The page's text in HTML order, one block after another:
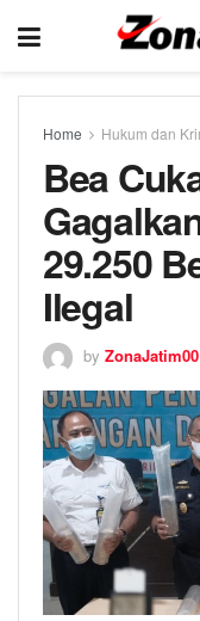
Home Hukum dan
Bea
29.250
Ilegal
by ZonaJatim00